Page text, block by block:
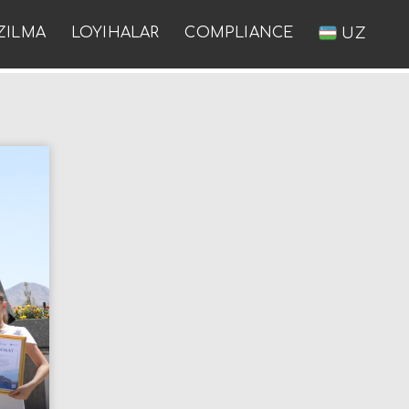
LOYIHALAR COMPLIANCE UZ